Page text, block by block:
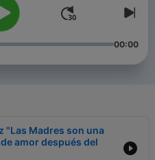
00:00
"Las Madres son una
amor después del